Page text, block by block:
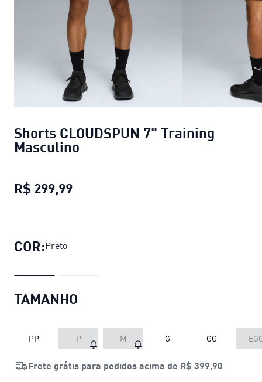
Shorts CLOUDSPUN 7" Training
Masculino
R$ 299,99
COR:Preto
TAMANHO
PP P M G GG
Frete grátis para pedidos acima de R$ 399,90